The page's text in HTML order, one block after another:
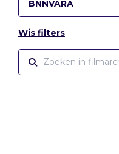
BNNVARA
Wis filters